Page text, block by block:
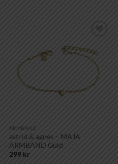
önskelistan!
ARMBAND
astrid & agnes – MAJA
ARMBAND Guld
299 kr